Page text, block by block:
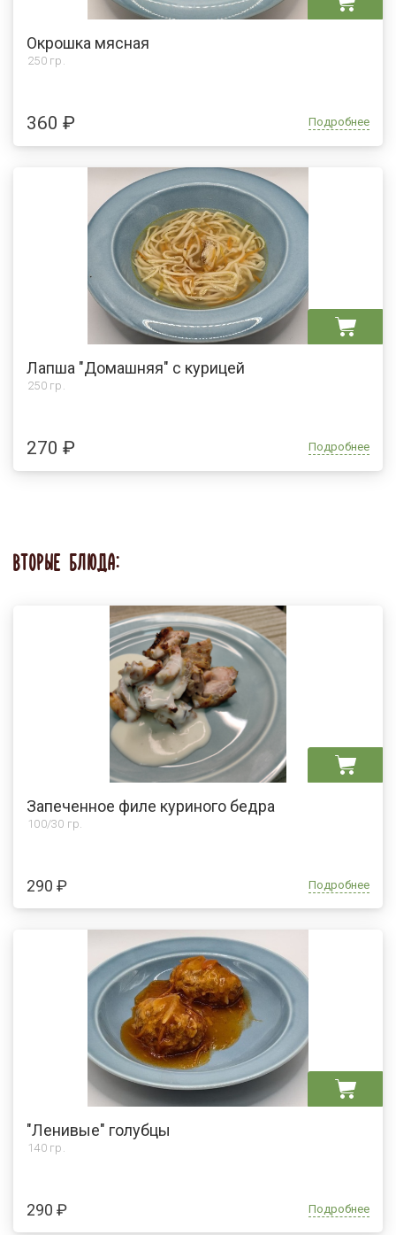
Окрошка мясная
250 гр.
360 ₽ Подробнее
Лапша "Домашняя" с курицей
250 гр.
270 ₽ Подробнее
ВТОРЫЕ БЛЮДА:
Запеченное филе куриного бедра
100/30 гр.
290 ₽ Подробнее
"Ленивые" голубцы
140 гр.
290 ₽ Подробнее